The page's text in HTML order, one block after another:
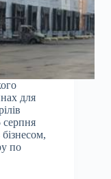
для
серпня
по